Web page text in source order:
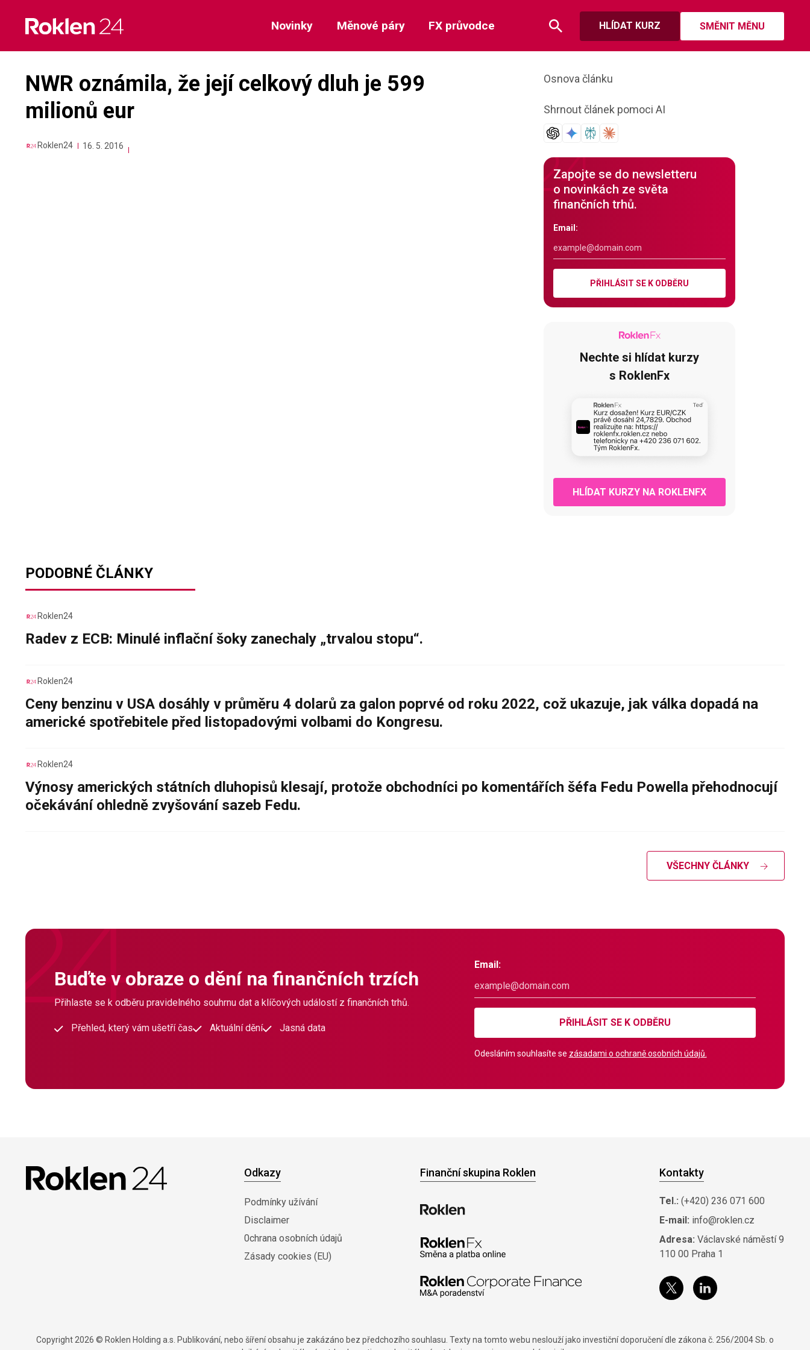
content
HLÍDAT KURZ SMĚNIT MĚNU
Novinky Měnové páry FX průvodce
NWR oznámila, že její celkový dluh je 599
milionů eur
Roklen24 16. 5. 2016
Osnova článku
Shrnout článek pomoci AI
Zapojte se do newsletteru
o novinkách ze světa
finančních trhů.
Email:
PŘIHLÁSIT SE K ODBĚRU
Nechte si hlídat kurzy
s RoklenFx
HLÍDAT KURZY NA ROKLENFX
PODOBNÉ ČLÁNKY
Roklen24
Radev z ECB: Minulé inflační šoky zanechaly „trvalou stopu“.
Roklen24
Ceny benzinu v USA dosáhly v průměru 4 dolarů za galon poprvé od roku 2022, což ukazuje, jak válka dopadá na
americké spotřebitele před listopadovými volbami do Kongresu.
Roklen24
Výnosy amerických státních dluhopisů klesají, protože obchodníci po komentářích šéfa Fedu Powella přehodnocují
očekávání ohledně zvyšování sazeb Fedu.
VŠECHNY ČLÁNKY
Buďte v obraze o dění na finančních trzích
Přihlaste se k odběru pravidelného souhrnu dat a klíčových událostí z finančních trhů.
Přehled, který vám ušetří čas Aktuální dění Jasná data
Email:
PŘIHLÁSIT SE K ODBĚRU
Odesláním souhlasíte se zásadami o ochraně osobních údajů.
Odkazy
Podmínky užívání
Disclaimer
0chrana osobních údajů
Zásady cookies (EU)
Finanční skupina Roklen Kontakty
Tel.: (+420) 236 071 600
E-mail: info@roklen.cz
Adresa: Václavské náměstí 9
110 00 Praha 1
Copyright 2026 © Roklen Holding a.s. Publikování, nebo šíření obsahu je zakázáno bez předchozího souhlasu. Texty na tomto webu neslouží jako investiční doporučení dle zákona č. 256/2004 Sb. o